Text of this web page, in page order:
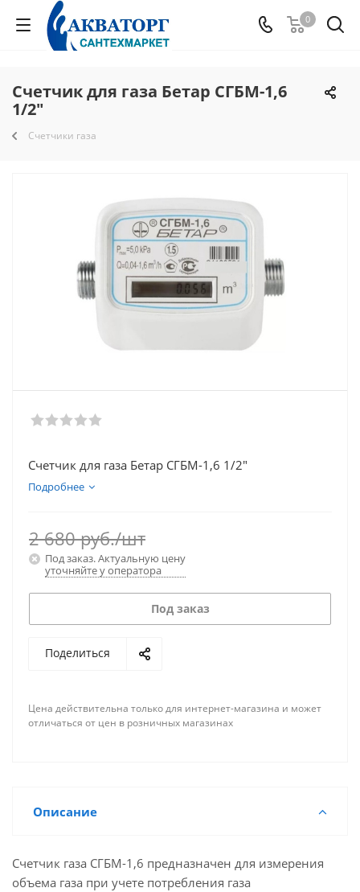
0
Счетчик для газа Бетар СГБМ-1,6
1/2"
Счетчики газа
Счетчик для газа Бетар СГБМ-1,6 1/2"
Подробнее
2 680руб./шт
Под заказ. Актуальную цену
уточняйте у оператора
Под заказ
Поделиться
Цена действительна только для интернет-магазина и может
отличаться от цен в розничных магазинах
Описание
Счетчик газа СГБМ-1,6 предназначен для измерения
объема газа при учете потребления газа